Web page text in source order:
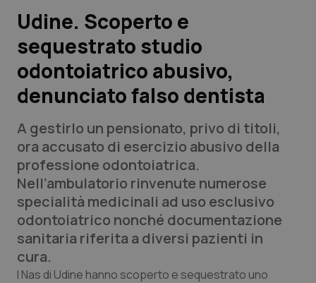
Lavoro e Professioni
Scienza e Farmaci
Studi e Analisi
Lettere al direttore
Edizioni Regionali
QS Pro
Professionisti Sanitari.AI
Abruzzo
QS Pro Gold
Udine. Scoperto e
sequestrato studio
odontoiatrico abusivo,
denunciato falso dentista
A gestirlo un pensionato, privo di titoli,
ora accusato di esercizio abusivo della
professione odontoiatrica.
Nell’ambulatorio rinvenute numerose
specialità medicinali ad uso esclusivo
odontoiatrico nonché documentazione
sanitaria riferita a diversi pazienti in
cura.
I Nas di Udine hanno scoperto e sequestrato uno